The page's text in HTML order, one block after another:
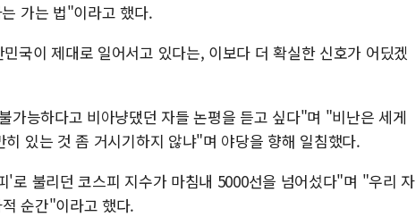
가는 법"이라고 했다.
국이 제대로 일어서고 있다는, 이보다 더 확실한 신호가 어딨겠
가능하다고 비아냥댔던 자들 논평을 듣고 싶다"며 "비난은 세게
있는 것 좀 거시기하지 않냐"며 야당을 향해 일침했다.
'로 불리던 코스피 지수가 마침내 5000선을 넘어섰다"며 "우리 자
순간"이라고 했다.